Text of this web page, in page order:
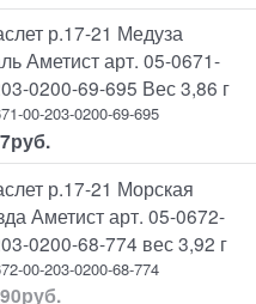
р.17-21 Медуза
Аметист арт. 05-0671-
0200-69-695 Вес 3,86 г
00-203-0200-69-695
руб.
р.17-21 Морская
Аметист арт. 05-0672-
0200-68-774 вес 3,92 г
00-203-0200-68-774
руб.